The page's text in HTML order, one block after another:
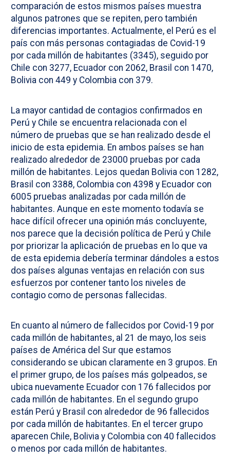
comparación de estos mismos países muestra
algunos patrones que se repiten, pero también
diferencias importantes. Actualmente, el Perú es el
país con más personas contagiadas de Covid-19
por cada millón de habitantes (3345), seguido por
Chile con 3277, Ecuador con 2062, Brasil con 1470,
Bolivia con 449 y Colombia con 379.
La mayor cantidad de contagios confirmados en
Perú y Chile se encuentra relacionada con el
número de pruebas que se han realizado desde el
inicio de esta epidemia. En ambos países se han
realizado alrededor de 23000 pruebas por cada
millón de habitantes. Lejos quedan Bolivia con 1282,
Brasil con 3388, Colombia con 4398 y Ecuador con
6005 pruebas analizadas por cada millón de
habitantes. Aunque en este momento todavía se
hace difícil ofrecer una opinión más concluyente,
nos parece que la decisión política de Perú y Chile
por priorizar la aplicación de pruebas en lo que va
de esta epidemia debería terminar dándoles a estos
dos países algunas ventajas en relación con sus
esfuerzos por contener tanto los niveles de
contagio como de personas fallecidas.
En cuanto al número de fallecidos por Covid-19 por
cada millón de habitantes, al 21 de mayo, los seis
países de América del Sur que estamos
considerando se ubican claramente en 3 grupos. En
el primer grupo, de los países más golpeados, se
ubica nuevamente Ecuador con 176 fallecidos por
cada millón de habitantes. En el segundo grupo
están Perú y Brasil con alrededor de 96 fallecidos
por cada millón de habitantes. En el tercer grupo
aparecen Chile, Bolivia y Colombia con 40 fallecidos
o menos por cada millón de habitantes.